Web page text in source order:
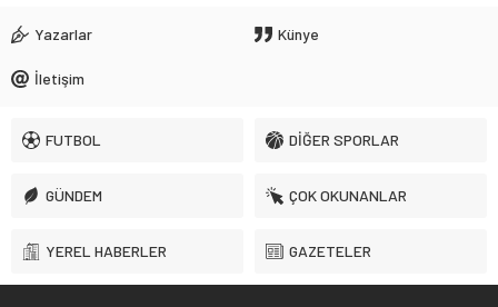
Yazarlar Künye
İletişim
FUTBOL DİĞER SPORLAR
GÜNDEM ÇOK OKUNANLAR
YEREL HABERLER GAZETELER